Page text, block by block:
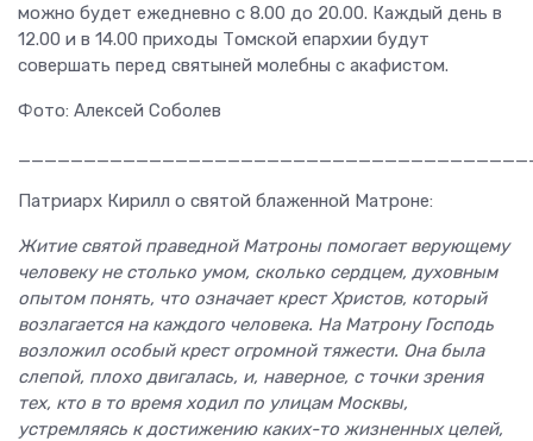
можно будет ежедневно с 8.00 до 20.00. Каждый день в
12.00 и в 14.00 приходы Томской епархии будут
совершать перед святыней молебны с акафистом.
Фото: Алексей Соболев
Патриарх Кирилл о святой блаженной Матроне:
Житие святой праведной Матроны помогает верующему
человеку не столько умом, сколько сердцем, духовным
опытом понять, что означает крест Христов, который
возлагается на каждого человека. На Матрону Господь
возложил особый крест огромной тяжести. Она была
слепой, плохо двигалась, и, наверное, с точки зрения
тех, кто в то время ходил по улицам Москвы,
устремляясь к достижению каких-то жизненных целей,